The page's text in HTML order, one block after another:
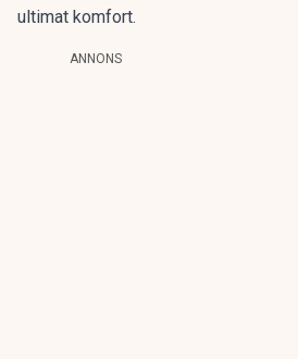
ultimat komfort.
ANNONS